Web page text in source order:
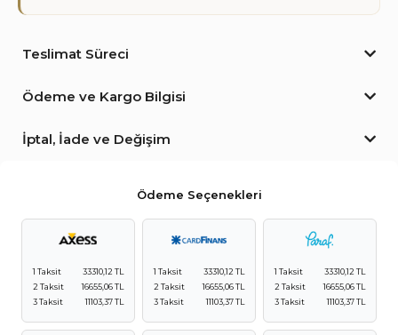
Teslimat Süreci
Ödeme ve Kargo Bilgisi
İptal, İade ve Değişim
Ödeme Seçenekleri
1 Taksit
33310,12 TL
2 Taksit
16655,06 TL
3 Taksit
11103,37 TL
1 Taksit
33310,12 TL
2 Taksit
16655,06 TL
3 Taksit
11103,37 TL
1 Taksit
33310,12 TL
2 Taksit
16655,06 TL
3 Taksit
11103,37 TL